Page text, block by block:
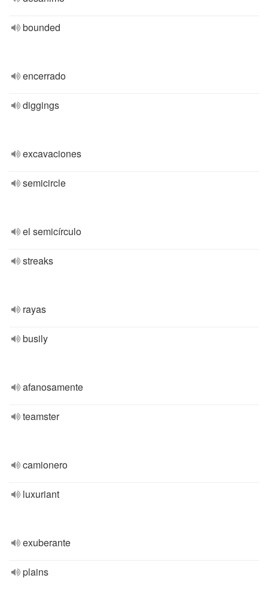
bounded
encerrado
diggings
excavaciones
semicircle
el semicírculo
streaks
rayas
busily
afanosamente
teamster
camionero
luxuriant
exuberante
plains